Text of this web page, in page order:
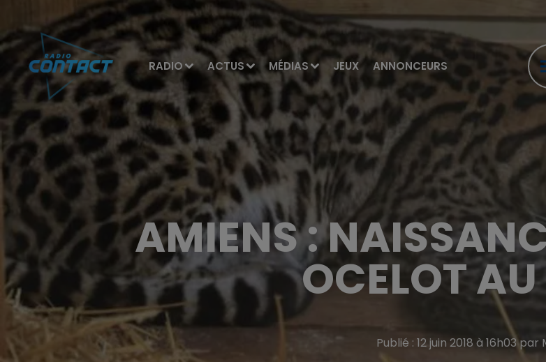
RADIO ACTUS MÉDIAS JEUX ANNONCEURS
AMIENS :
OCELOT
Publié : 12 juin 2018 à 16h03 par